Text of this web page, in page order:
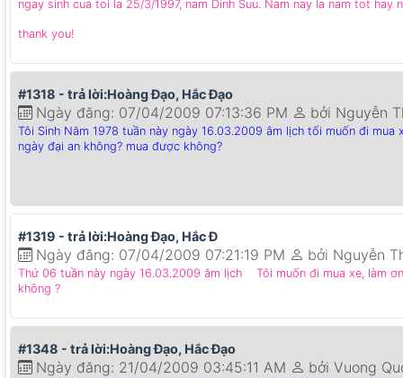
ngay sinh cua toi la 25/3/1997, nam Dinh Suu. Nam nay la nam tot hay
thank you!
#1318 - trả lời:Hoàng Đạo, Hắc Đạo
Ngày đăng: 07/04/2009 07:13:36 PM bởi Nguyễn
Tôi Sinh Năm 1978 tuần này ngày 16.03.2009 âm lịch tối muốn đi
ngày đại an không? mua được không?
#1319 - trả lời:Hoàng Đạo, Hắc Đ
Ngày đăng: 07/04/2009 07:21:19 PM bởi Nguyễn
Thứ 06 tuần này ngày 16.03.2009 âm lịch Tôi muốn đi mua xe, làm
không ?
#1348 - trả lời:Hoàng Đạo, Hắc Đạo
Ngày đăng: 21/04/2009 03:45:11 AM bởi Vuong